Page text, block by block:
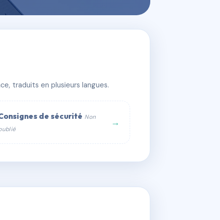
traduits en plusieurs langues.
de sécurité Non
→